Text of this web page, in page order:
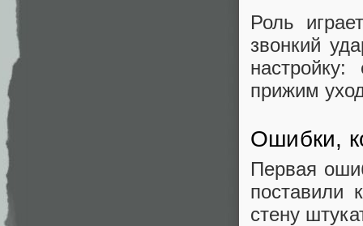
Роль
звонкий
прижим
Ошибки,
Первая
поставили
стену